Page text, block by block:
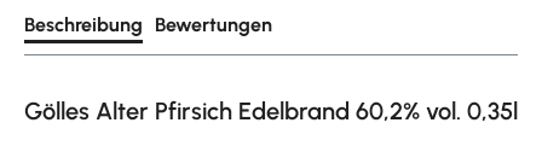
Beschreibung Bewertungen
Gölles Alter Pfirsich Edelbrand 60,2% vol. 0,35l